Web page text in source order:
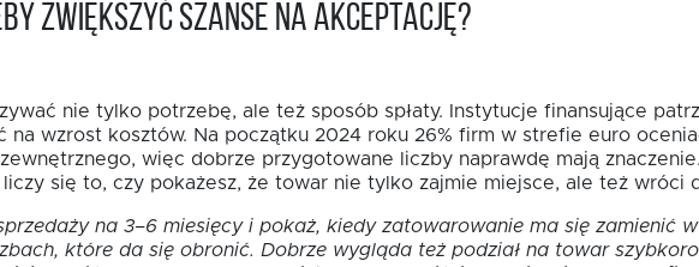
zwiększyć szanse na akceptację?
nie tylko potrzebę, ale też sposób spłaty. Instytucje finansujące
na wzrost kosztów. Na początku 2024 roku 26% firm w strefie euro
więc dobrze przygotowane liczby naprawdę mają znaczenie.
się to, czy pokażesz, że towar nie tylko zajmie miejsce, ale też wróci
na 3–6 miesięcy i pokaż, kiedy zatowarowanie ma się zamienić
które da się obronić. Dobrze wygląda też podział na towar